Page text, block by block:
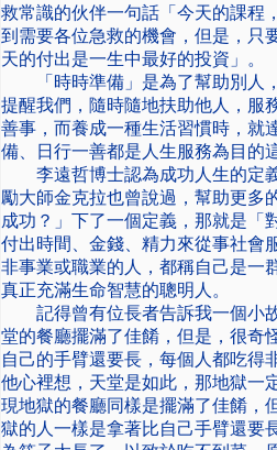
救常識的伙伴一句話「今天的課程
到需要各位急救的機會，但是，只
天的付出是一生中最好的投資」。
「時時準備」是為了幫助別人，
提醒我們，隨時隨地扶助他人，服
善事，而養成一種生活習慣時，就
備、日行一善都是人生服務為目的
李遠哲博士認為成功人生的定義
勵大師金克拉也曾說過，幫助更多
成功？」下了一個定義，那就是「
付出時間、金錢、精力來從事社會
非事業或職業的人，都稱自己是一
真正充滿生命智慧的聰明人。
記得曾有位長者告訴我一個小故
堂的餐廳擺滿了佳餚，但是，很奇
自己的手臂還要長，每個人都吃得
他心裡想，天堂是如此，那地獄一
現地獄的餐廳同樣是擺滿了佳餚，
獄的人一樣是拿著比自己手臂還要